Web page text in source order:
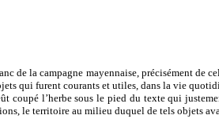
de la campagne mayennaise, précisément de
qui furent courants et utiles, dans la vie
coupé l’herbe sous le pied du texte qui
le territoire au milieu duquel de tels objets